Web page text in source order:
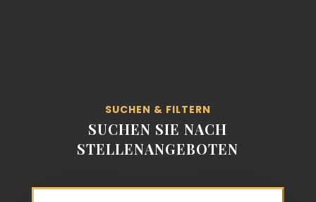
SUCHEN & FILTERN
SUCHEN SIE NACH
STELLENANGEBOTEN